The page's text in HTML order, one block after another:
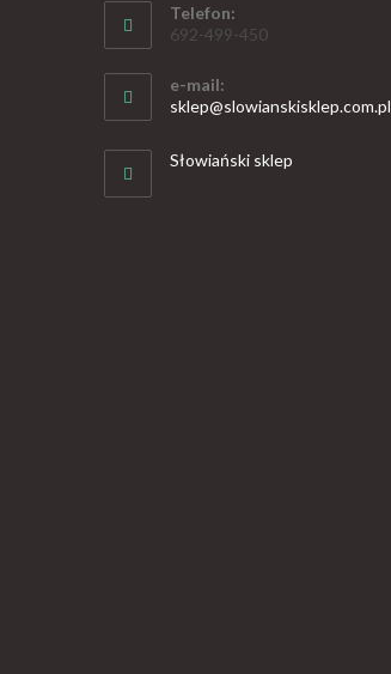
Telefon:
692-499-450
e-mail:
sklep@slowianskisklep.com.pl
Słowiański sklep